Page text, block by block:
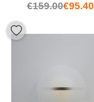
€159.00€95.40